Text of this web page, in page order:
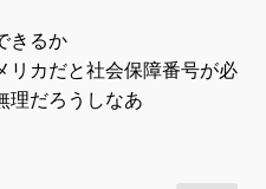
きるか
リカだと社会保障番号が必
理だろうしなあ